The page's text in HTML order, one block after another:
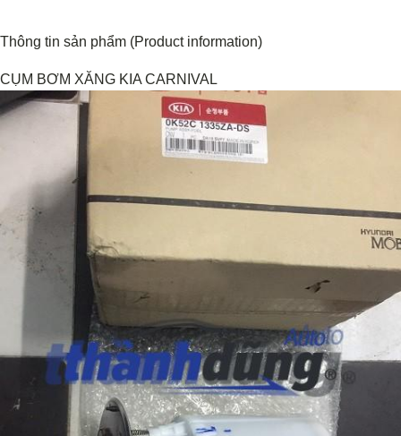
Thông tin sản phẩm (Product information)
CỤM BƠM XĂNG KIA CARNIVAL